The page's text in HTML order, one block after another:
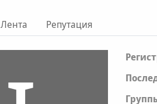
Лента Репутация